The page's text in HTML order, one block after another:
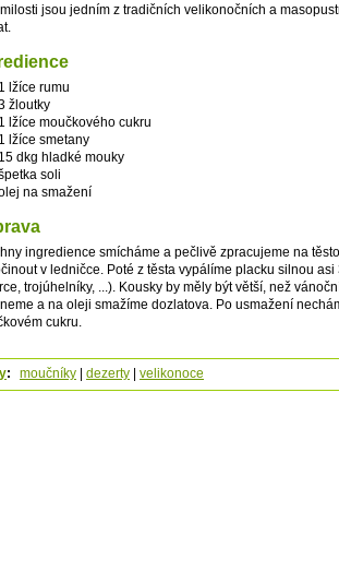
jsou jedním z tradičních velikonočních a
1 lžíce rumu
žloutky
1 lžíce moučkového cukru
1 lžíce smetany
15 dkg hladké mouky
soli
na smažení
ingredience smícháme a pečlivě zpracujeme na
v ledničce. Poté z těsta vypálíme placku silnou
trojúhelníky, ...). Kousky by měly být větší, než
a na oleji smažíme dozlatova. Po usmažení
cukru.
: moučníky | dezerty | velikonoce